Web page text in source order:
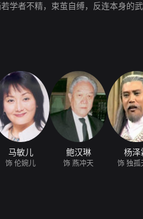
学者不精，束茧自缚，反连本身的
马敏儿
饰 伦婉儿
鲍汉琳
饰 燕冲天
杨泽
饰 独孤